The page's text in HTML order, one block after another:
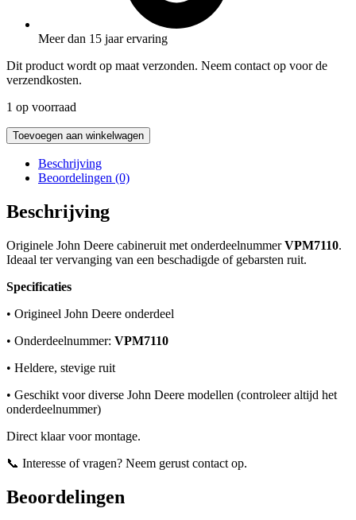
Meer dan 15 jaar ervaring
Dit product wordt op maat verzonden. Neem contact op voor de
verzendkosten.
1 op voorraad
originele
John
Deere
aantal
Toevoegen aan winkelwagen
Beschrijving
Beoordelingen (0)
Beschrijving
Originele John Deere cabine­ruit met onderdeelnummerVPM7110.
Ideaal ter vervanging van een beschadigde of gebarsten ruit.
Specificaties
• Origineel John Deere onderdeel
• Onderdeelnummer: VPM7110
• Heldere, stevige ruit
• Geschikt voor diverse John Deere modellen (controleer altijd het
onderdeelnummer)
Direct klaar voor montage.
📞 Interesse of vragen? Neem gerust contact op.
Beoordelingen